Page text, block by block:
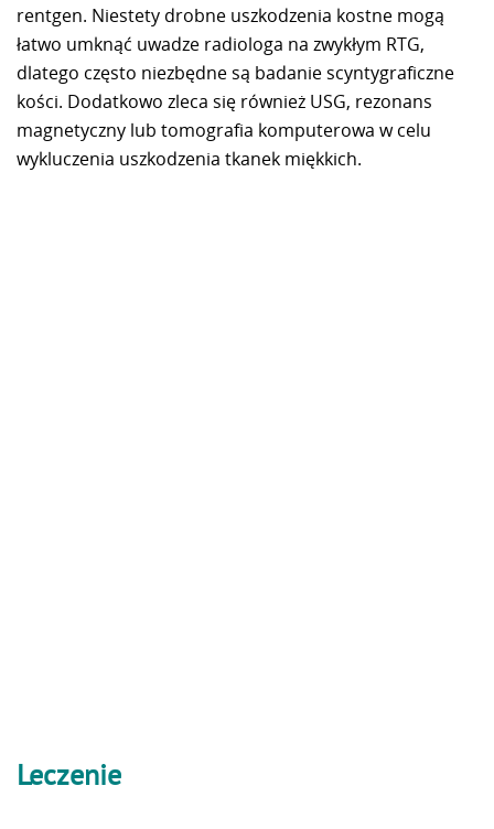
rentgen. Niestety drobne uszkodzenia kostne mogą
łatwo umknąć uwadze radiologa na zwykłym RTG,
dlatego często niezbędne są badanie scyntygraficzne
kości. Dodatkowo zleca się również USG, rezonans
magnetyczny lub tomografia komputerowa w celu
wykluczenia uszkodzenia tkanek miękkich.
Leczenie